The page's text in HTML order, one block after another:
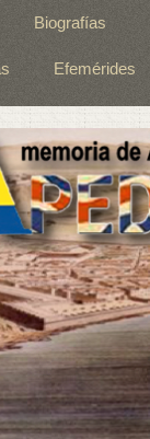
Biografías
Efemérides